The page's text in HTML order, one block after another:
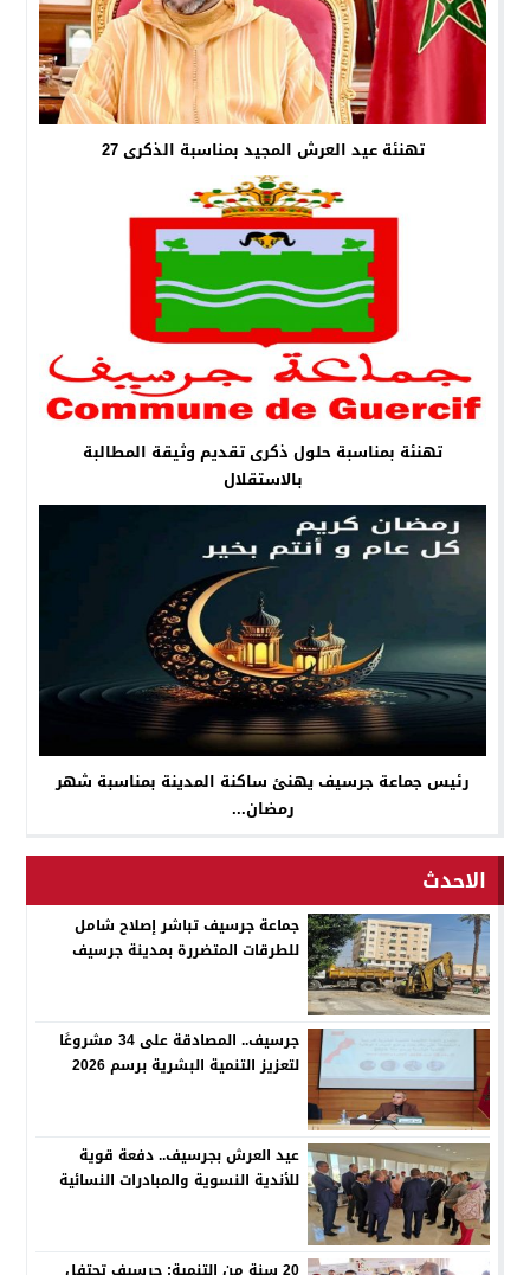
تهنئة عيد العرش المجيد بمناسبة الذكرى 27
تهنئة بمناسبة حلول ذكرى تقديم وثيقة المطالبة
بالاستقلال
رئيس جماعة جرسيف يهنئ ساكنة المدينة بمناسبة شهر
رمضان...
الاحدث
جماعة جرسيف تباشر إصلاح شامل
للطرقات المتضررة بمدينة جرسيف
جرسيف.. المصادقة على 34 مشروعًا
لتعزيز التنمية البشرية برسم 2026
عيد العرش بجرسيف.. دفعة قوية
للأندية النسوية والمبادرات النسائية